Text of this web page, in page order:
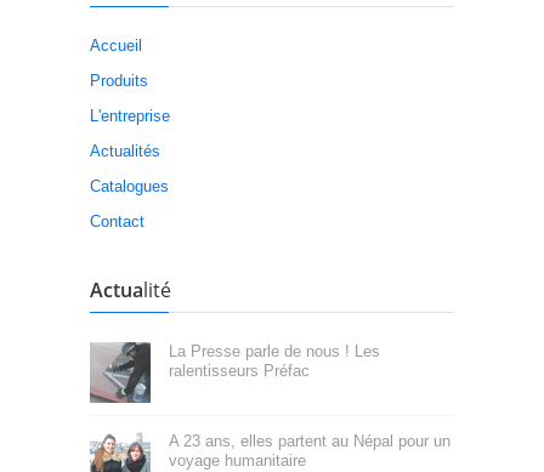
Accueil
Produits
L'entreprise
Actualités
Catalogues
Contact
Actualité
La Presse parle de nous ! Les
ralentisseurs Préfac
A 23 ans, elles partent au Népal pour un
voyage humanitaire